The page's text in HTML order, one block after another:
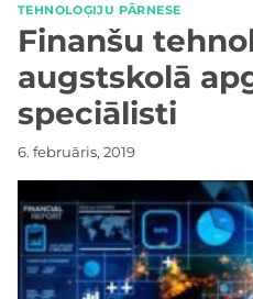
TEHNOLOĢIJU PĀRNESE
Finanšu
augstskolā
speciālisti
6. februāris, 2019